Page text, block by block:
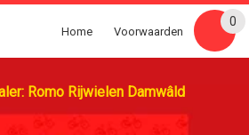
Romo Rijwielen Damwâld
Home Voorwaarden
0